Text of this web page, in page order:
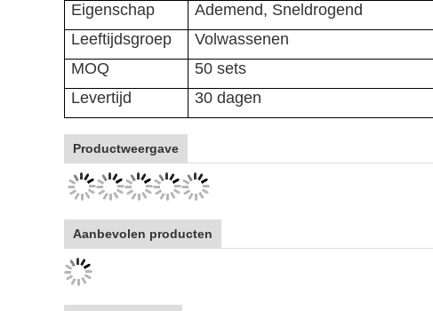
Eigenschap
Ademend, Sneldrogend
Leeftijdsgroep
Volwassenen
MOQ
50 sets
Levertijd
30 dagen
Productweergave
Aanbevolen producten